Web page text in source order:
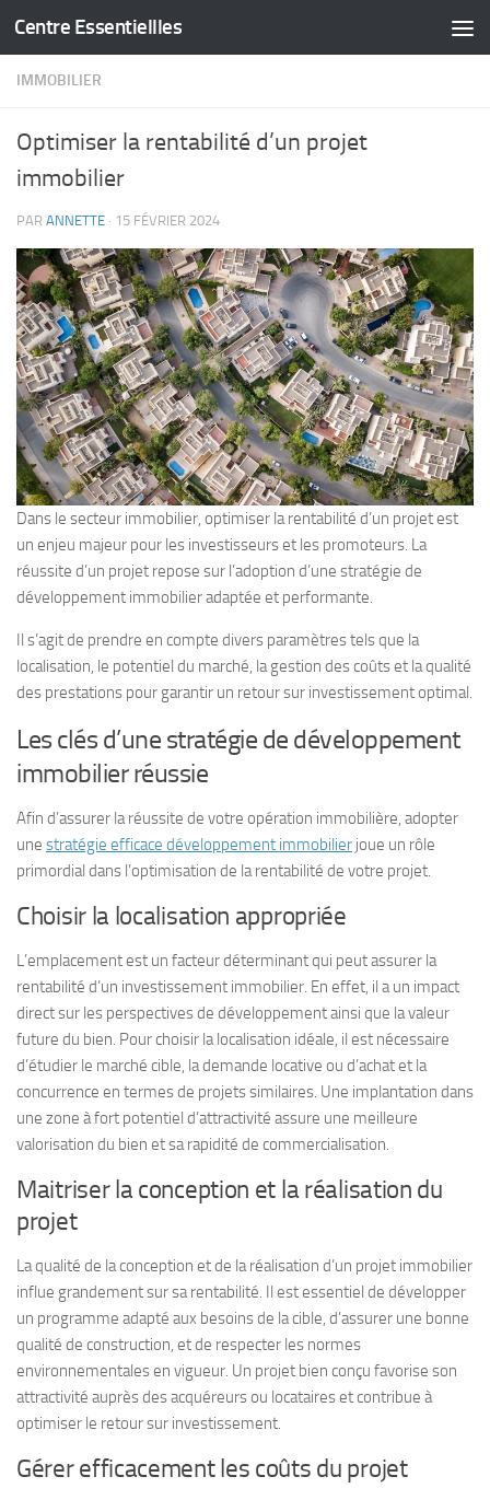
Skip to content
Centre Essentiellles
IMMOBILIER
Optimiser la rentabilité d’un projet
immobilier
PAR ANNETTE · 15 FÉVRIER 2024
Dans le secteur immobilier, optimiser la rentabilité d’un projet est
un enjeu majeur pour les investisseurs et les promoteurs. La
réussite d’un projet repose sur l’adoption d’une stratégie de
développement immobilier adaptée et performante.
Il s’agit de prendre en compte divers paramètres tels que la
localisation, le potentiel du marché, la gestion des coûts et la qualité
des prestations pour garantir un retour sur investissement optimal.
Les clés d’une stratégie de développement
immobilier réussie
Afin d’assurer la réussite de votre opération immobilière, adopter
une stratégie efficace développement immobilier joue un rôle
primordial dans l’optimisation de la rentabilité de votre projet.
Choisir la localisation appropriée
L’emplacement est un facteur déterminant qui peut assurer la
rentabilité d’un investissement immobilier. En effet, il a un impact
direct sur les perspectives de développement ainsi que la valeur
future du bien. Pour choisir la localisation idéale, il est nécessaire
d’étudier le marché cible, la demande locative ou d’achat et la
concurrence en termes de projets similaires. Une implantation dans
une zone à fort potentiel d’attractivité assure une meilleure
valorisation du bien et sa rapidité de commercialisation.
Maitriser la conception et la réalisation du
projet
La qualité de la conception et de la réalisation d’un projet immobilier
influe grandement sur sa rentabilité. Il est essentiel de développer
un programme adapté aux besoins de la cible, d’assurer une bonne
qualité de construction, et de respecter les normes
environnementales en vigueur. Un projet bien conçu favorise son
attractivité auprès des acquéreurs ou locataires et contribue à
optimiser le retour sur investissement.
Gérer efficacement les coûts du projet